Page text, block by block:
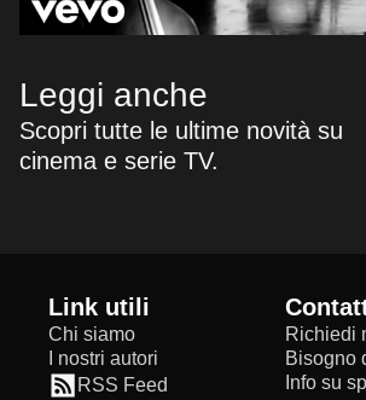
Leggi anche
Scopri tutte le ultime novità su
cinema e serie TV.
Link utili
Chi siamo
I nostri autori
RSS Feed
Richiedi
Bisogno
Info su